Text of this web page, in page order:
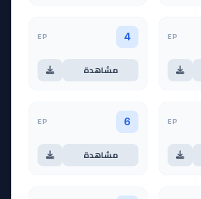
EP
4
EP
مشاهدة
EP
6
EP
مشاهدة